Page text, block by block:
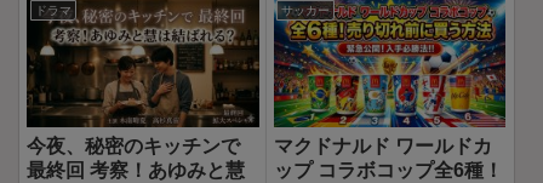
ドラマ
今夜、秘密のキッチンで
最終回 考察！あゆみと慧
サッカー
マクドナルド ワールドカ
ップ コラボコップ全6種！